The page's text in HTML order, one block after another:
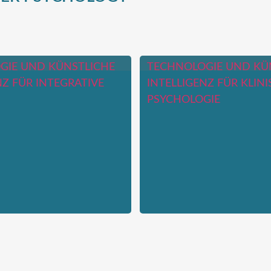
UND KÜNSTLICHE
FÜR INTEGRATIVE
TECHNOLOGIE UND
INTELLIGENZ FÜR
PSYCHOLOGIE